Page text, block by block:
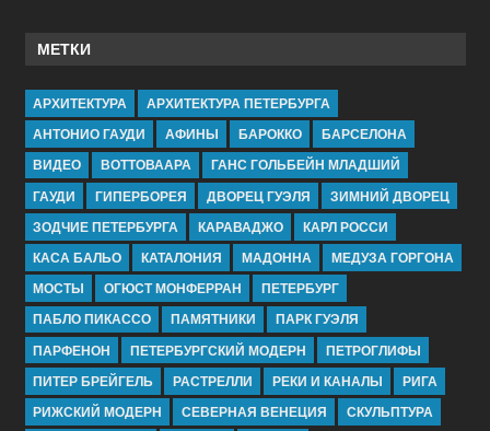
МЕТКИ
АРХИТЕКТУРА
АРХИТЕКТУРА ПЕТЕРБУРГА
АНТОНИО ГАУДИ
АФИНЫ БАРОККО
БАРСЕЛОНА
ВИДЕО
ВОТТОВААРА
ГАНС ГОЛЬБЕЙН МЛАДШИЙ
ГАУДИ
ГИПЕРБОРЕЯ ДВОРЕЦ ГУЭЛЯ
ЗИМНИЙ ДВОРЕЦ
ЗОДЧИЕ ПЕТЕРБУРГА
КАРАВАДЖО
КАРЛ РОССИ
КАСА БАЛЬО
КАТАЛОНИЯ МАДОННА
МЕДУЗА ГОРГОНА
МОСТЫ
ОГЮСТ МОНФЕРРАН
ПЕТЕРБУРГ
ПАБЛО ПИКАССО
ПАМЯТНИКИ
ПАРК ГУЭЛЯ
ПАРФЕНОН
ПЕТЕРБУРГСКИЙ МОДЕРН
ПЕТРОГЛИФЫ
ПИТЕР БРЕЙГЕЛЬ
РАСТРЕЛЛИ РЕКИ И КАНАЛЫ
РИГА
РИЖСКИЙ МОДЕРН
СЕВЕРНАЯ ВЕНЕЦИЯ СКУЛЬПТУРА